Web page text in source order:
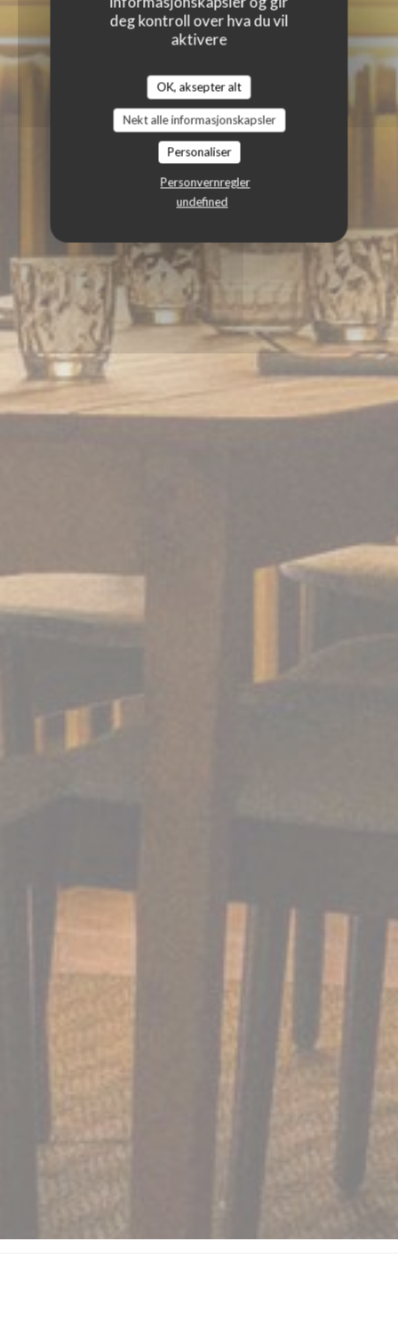
deg kontroll over hva du vil
aktivere
OK, aksepter alt
Nekt alle informasjonskapsler
Personaliser
Personvernregler
undefined